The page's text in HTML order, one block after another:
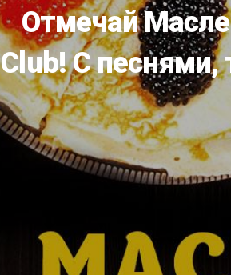
Отмечай
Club! С